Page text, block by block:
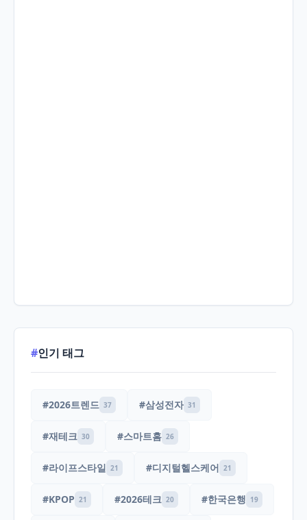
#인기 태그
#2026트렌드 37 #삼성전자 31
#재테크 30 #스마트홈 26
#라이프스타일 21 #디지털헬스케어 21
#KPOP 21 #2026테크 20 #한국은행 19